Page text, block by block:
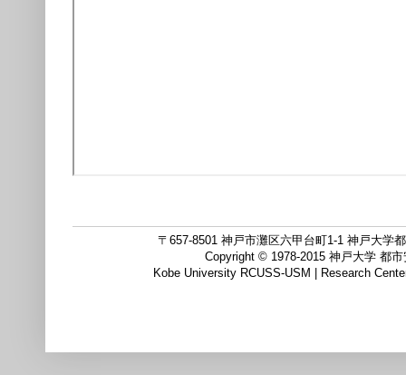
〒657-8501 神戸市灘区六甲台町1-1 神戸大学
Copyright © 1978-2015 神戸大学 都
Kobe University RCUSS-USM | Research